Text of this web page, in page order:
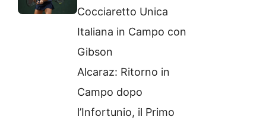
Cocciaretto Unica
Italiana in Campo con
Gibson
Alcaraz: Ritorno in
Campo dopo
l’Infortunio, il Primo